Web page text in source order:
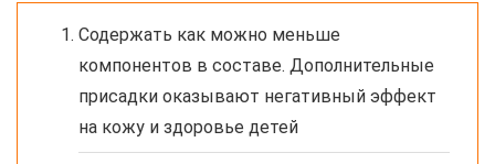
Содержать как можно меньше
компонентов в составе. Дополнительные
присадки оказывают негативный эффект
на кожу и здоровье детей